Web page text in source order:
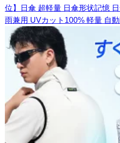
位】日傘 超軽量 日傘形状記憶
雨兼用 UVカット100% 軽量 自